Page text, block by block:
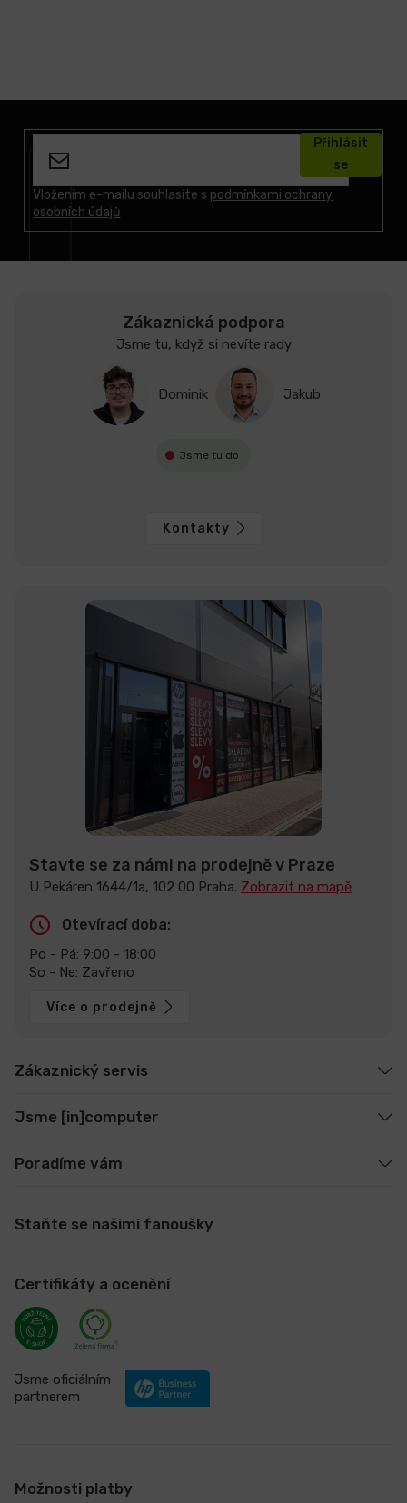
Vložením e-mailu souhlasíte s podmínkami ochrany
osobních údajů
Přihlásit
se
Zákaznická podpora
Jsme tu, když si nevíte rady
Dominik Jakub
Jsme tu do
Kontakty
Stavte se za námi na prodejně v Praze
U Pekáren 1644/1a, 102 00 Praha. Zobrazit na mapě
Otevírací doba:
Po - Pá: 9:00 - 18:00
So - Ne: Zavřeno
Více o prodejně
Zákaznický servis
Jsme [in]computer
Poradíme vám
Staňte se našimi fanoušky
Certifikáty a ocenění
Jsme oficiálním
partnerem
Možnosti platby